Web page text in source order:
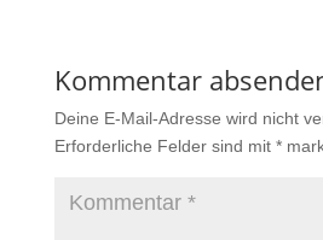
Kommentar
Deine E-Mail-Adresse wird nicht
Erforderliche Felder sind mit *